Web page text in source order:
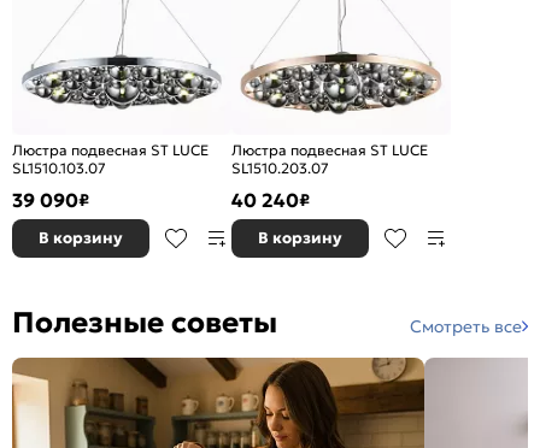
Люстра подвесная ST LUCE
SL1510.103.07
39 090₽
В корзину
Люстра подвесная ST LUCE
SL1510.203.07
40 240₽
В корзину
Полезные советы Смотреть все